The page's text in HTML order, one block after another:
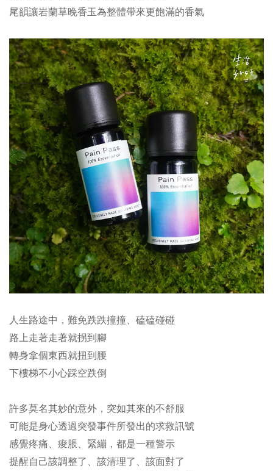
尾韻讓岩蘭草晚香玉為整體帶來更飽滿的香氣
人生路途中，難免跌跌撞撞、磕磕碰碰
路上走著走著就拐到腳
轉身拿個東西就扭到腰
下樓梯不小心踩空跌倒
許多莫名其妙的意外，突如其來的不舒服
可能是身心透過突發事件所發出的求救訊號
感覺疼痛、痠脹、緊繃，都是一種警示
提醒自己該調整了、該清理了、該面對了